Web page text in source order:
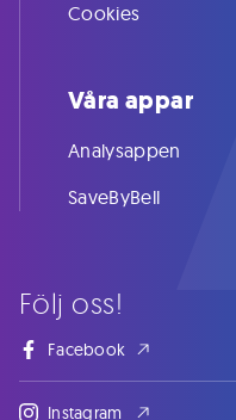
Följ oss!
Facebook
Instagram
Cookies
Våra appar
Analysappen
SaveByBell